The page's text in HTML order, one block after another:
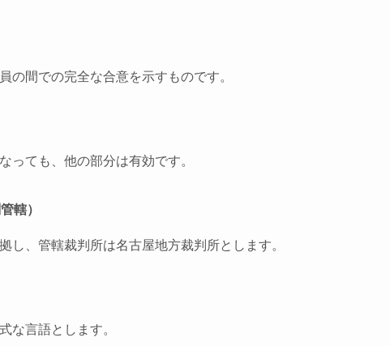
の間での完全な合意を示すものです。
っても、他の部分は有効です。
轄）
し、管轄裁判所は名古屋地方裁判所とします。
な言語とします。